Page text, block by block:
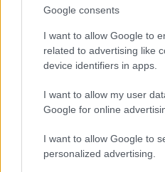
Google consents
I want to allow Google to
related to advertising like
device identifiers in apps.
I want to allow my user
Google for online
I want to allow Google to
personalized advertising.
"Nem véletlen, hogy a
virtuális valósággal is,
Occulus Riftet pár
sisakszerű
hogyha mondjuk a
lenne, vagy mondjuk